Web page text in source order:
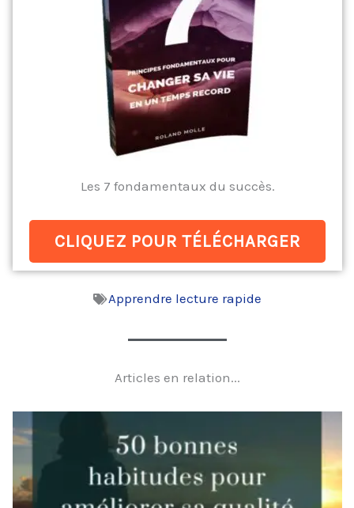
Les 7 fondamentaux du succès.
CLIQUEZ POUR TÉLÉCHARGER
Apprendre lecture rapide
Articles en relation...